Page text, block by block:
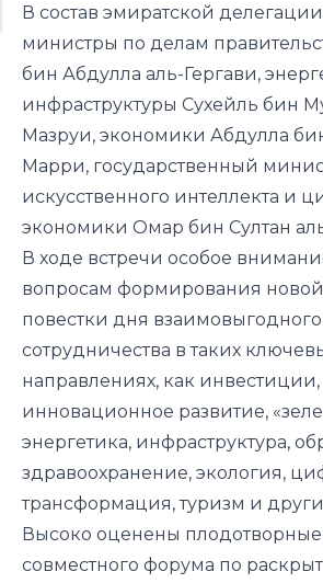
В состав эмиратской
министры по делам
бин Абдулла аль-Гергави,
инфраструктуры Сухейль бин
Мазруи, экономики Абдулла
Марри, государственный
искусственного интеллекта и
экономики Омар бин Султан
В ходе встречи особое
вопросам формирования
повестки дня взаимовыгодного
сотрудничества в таких
направлениях, как инвестиции,
инновационное развитие,
энергетика, инфраструктура,
здравоохранение, экология,
трансформация, туризм и
Высоко оценены плодотворные
совместного форума по